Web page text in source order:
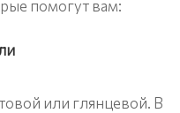
помогут вам:
или глянцевой. В